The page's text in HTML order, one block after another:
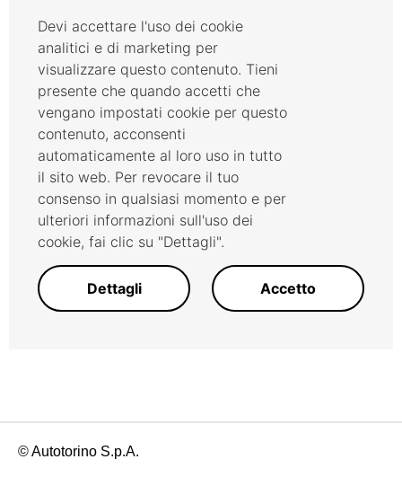
Devi accettare l'uso dei cookie
analitici e di marketing per
visualizzare questo contenuto. Tieni
presente che quando accetti che
vengano impostati cookie per questo
contenuto, acconsenti
automaticamente al loro uso in tutto
il sito web. Per revocare il tuo
consenso in qualsiasi momento e per
ulteriori informazioni sull'uso dei
cookie, fai clic su "Dettagli".
Dettagli Accetto
© Autotorino S.p.A.